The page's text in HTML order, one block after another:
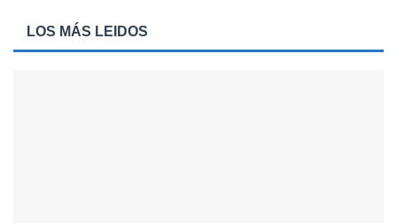
LOS MÁS LEIDOS